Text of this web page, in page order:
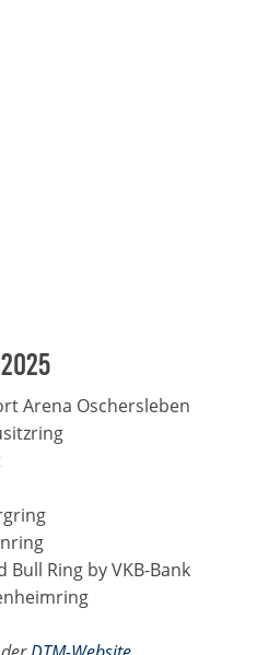
Arena Oschersleben
Ring by VKB-Bank
von Informationen und
über die Website-
ohne dass einzelne
werden können.